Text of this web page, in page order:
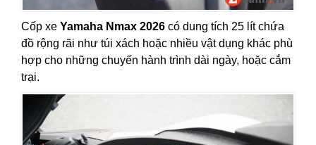
Cốp xe Yamaha Nmax 2026 có dung tích 25 lít chứa
đồ rộng rãi như túi xách hoặc nhiều vật dụng khác phù
hợp cho những chuyến hành trình dài ngày, hoặc cắm
trại.